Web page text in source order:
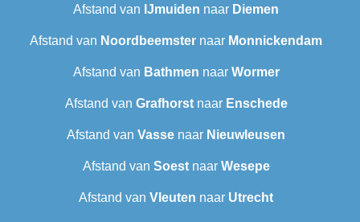
Afstand van IJmuiden naar Diemen
Afstand van Noordbeemster naar Monnickendam
Afstand van Bathmen naar Wormer
Afstand van Grafhorstnaar Enschede
Afstand van Vasse naar Nieuwleusen
Afstand van Soestnaar Wesepe
Afstand van Vleuten naar Utrecht